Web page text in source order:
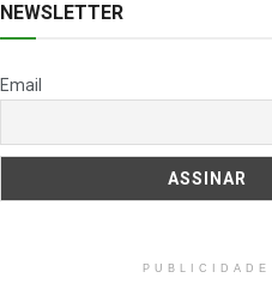
NEWSLETTER
Email
PUBLICIDADE